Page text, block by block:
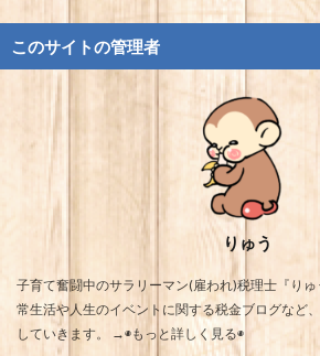
このサイトの管理者
りゅう
子育て奮闘中のサラリーマン(雇われ)税理士『り
常生活や人生のイベントに関する税金ブログなど
していきます。 →◉もっと詳しく見る◉